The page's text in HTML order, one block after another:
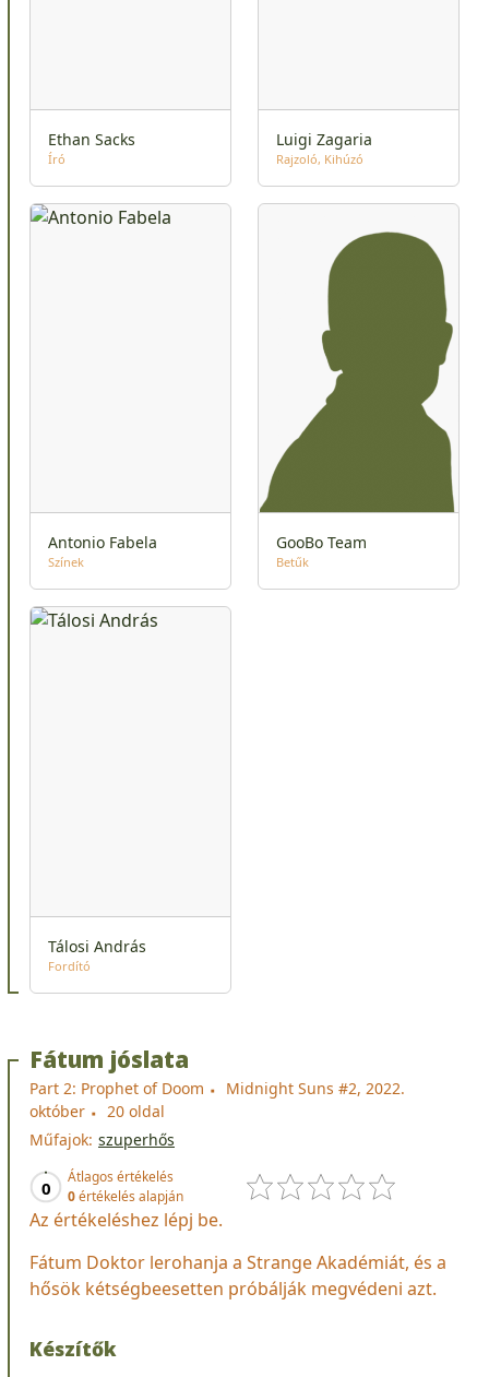
Ethan Sacks
Író
Luigi Zagaria
Rajzoló Kihúzó
Antonio Fabela
Színek
GooBo Team
Betűk
Tálosi András
Fordító
Fátum jóslata
Part 2: Prophet of Doom
Midnight Suns #2, 2022.
október
20 oldal
Műfajok: szuperhős
0
Átlagos értékelés
0értékelés alapján
Az értékeléshez lépj be.
Fátum Doktor lerohanja a Strange Akadémiát, és a
hősök kétségbeesetten próbálják megvédeni azt.
Készítők